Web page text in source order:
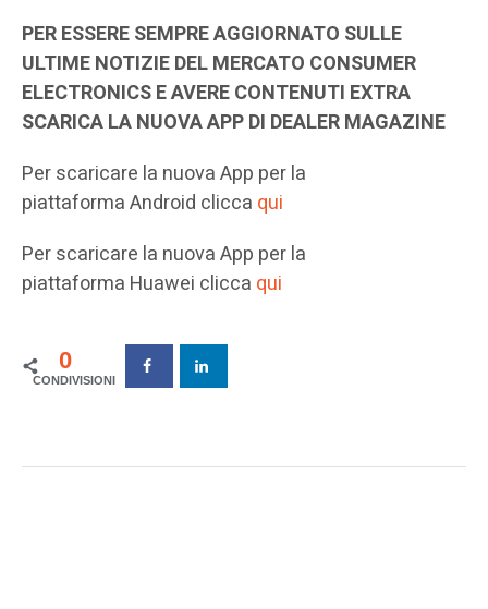
PER ESSERE SEMPRE AGGIORNATO SULLE
ULTIME NOTIZIE DEL MERCATO CONSUMER
ELECTRONICS E AVERE CONTENUTI EXTRA
SCARICA LA NUOVA APP DI DEALER MAGAZINE
Per scaricare la nuova App per la
piattaforma Android clicca qui
Per scaricare la nuova App per la
piattaforma Huawei clicca qui
0